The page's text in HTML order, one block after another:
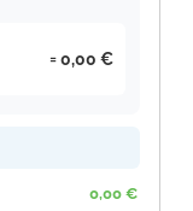
0,00 €
0,00 €